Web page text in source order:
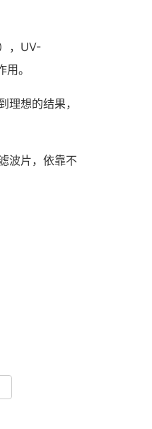
，UV-
。
想的结果，
波片，依靠不